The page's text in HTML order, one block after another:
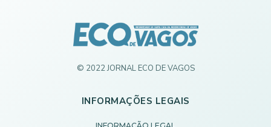
© 2022 JORNAL ECO DE VAGOS
INFORMAÇÕES LEGAIS
INFORMAÇÃO LEGAL